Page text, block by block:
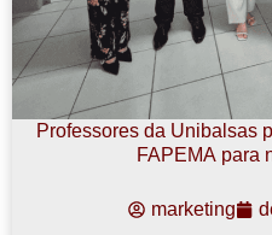
Professores da Unibalsas
FAPEMA para
marketing